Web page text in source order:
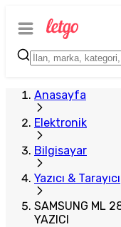
Anasayfa
Elektronik
Bilgisayar
Yazıcı & Tarayıcı
SAMSUNG ML
YAZICI